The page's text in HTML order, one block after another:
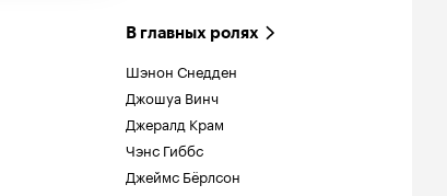
В главных ролях
Шэнон Снедден
Джошуа Винч
Джералд Крам
Чэнс Гиббс
Джеймс Бёрлсон